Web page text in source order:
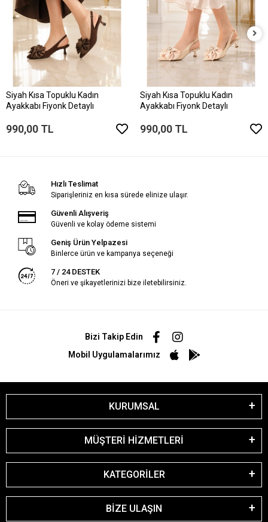
Siyah Kısa Topuklu Kadın
Ayakkabı Fiyonk Detaylı
990,00 TL
Siyah Kısa Topuklu Kadın
Ayakkabı Fiyonk Detaylı
990,00 TL
Hızlı Teslimat
Siparişleriniz en kısa sürede elinize ulaşır.
Güvenli Alışveriş
Güvenli ve kolay ödeme sistemi
Geniş Ürün Yelpazesi
Binlerce ürün ve kampanya seçeneği
7 / 24 DESTEK
Öneri ve şikayetlerinizi bize iletebilirsiniz.
Bizi Takip Edin
Mobil Uygulamalarımız
KURUMSAL
MÜŞTERİ HİZMETLERİ
KATEGORİLER
BİZE ULAŞIN